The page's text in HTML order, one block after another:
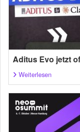
Aditus Evo jetzt
Weiterlesen